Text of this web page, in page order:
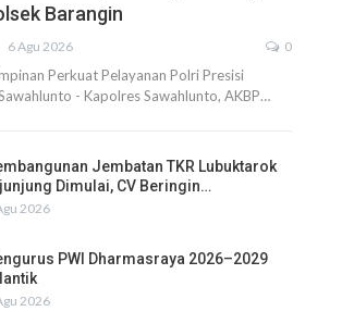
Barangin
6 Agu 2026 0
Perkuat Pelayanan Polri Presisi
- Kapolres Sawahlunto, AKBP…
Jembatan TKR Lubuktarok
Dimulai, CV Beringin…
2026
PWI Dharmasraya 2026–2029
2026